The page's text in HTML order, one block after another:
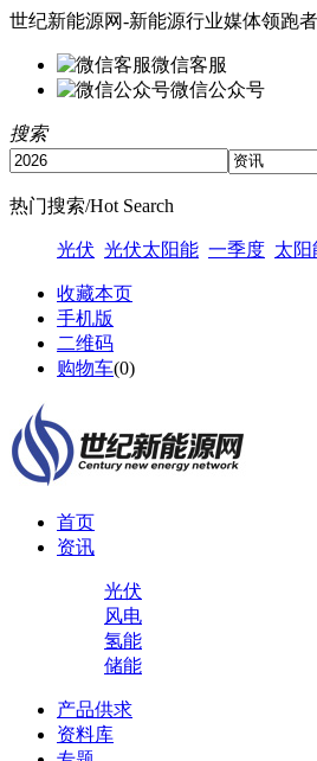
世纪新能源网-新能源行业媒体领跑
微信客服
微信公众号
搜索
热门搜索/Hot Search
光伏 光伏太阳能 一季度 太阳
收藏本页
手机版
二维码
购物车(0)
首页
资讯
光伏
风电
氢能
储能
产品供求
资料库